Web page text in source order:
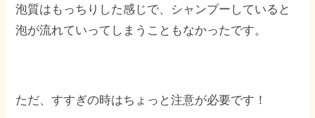
泡質はもっちりした感じで、シャンプーしていると
泡が流れていってしまうこともなかったです。
ただ、すすぎの時はちょっと注意が必要です！